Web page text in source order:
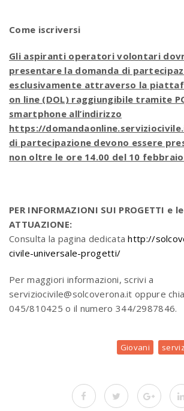
Come iscriversi
Gli aspiranti operatori volontari
presentare la domanda di
esclusivamente attraverso la
on line (DOL) raggiungibile tramite
smartphone all’indirizzo
https://
di partecipazione devono essere
non oltre le ore 14.00 del 10
PER INFORMAZIONI SUI PROGETTI e
ATTUAZIONE:
Consulta la pagina dedicatahttp://
civile-universale-progetti/
Per maggiori informazioni, scrivi a
serviziocivile@solcoverona.it oppure
045/810425 o il numero 344/2987846.
Giovani